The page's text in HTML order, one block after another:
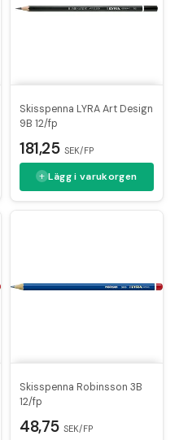
Skisspenna LYRA Art Design
9B 12/fp
181,25 SEK/FP
Lägg i varukorgen
Skisspenna Robinsson 3B
12/fp
48,75 SEK/FP